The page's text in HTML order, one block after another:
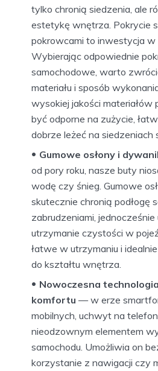
tylko chronią siedzenia, ale
estetykę wnętrza. Pokrycie
pokrowcami to inwestycja w
Wybierając odpowiednie
samochodowe, warto
materiału i sposób
wysokiej jakości materiałów
być odporne na zużycie,
dobrze leżeć na siedzeniach
Gumowe osłony i
od pory roku, nasze buty
wodę czy śnieg. Gumowe
skutecznie chronią podłogę
zabrudzeniami, jednocześnie
utrzymanie czystości w
łatwe w utrzymaniu i
do kształtu wnętrza.
Nowoczesna
komfortu — w erze
mobilnych, uchwyt na telefon
nieodzownym elementem
samochodu. Umożliwia on
korzystanie z nawigacji czy